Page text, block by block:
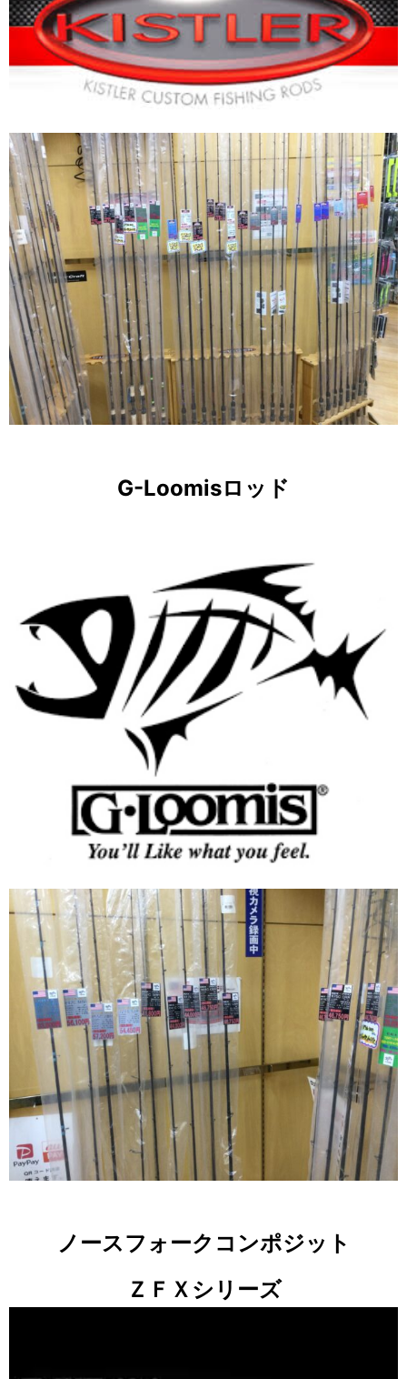
G-Loomisロッド
ノースフォークコンポジット
ＺＦＸシリーズ